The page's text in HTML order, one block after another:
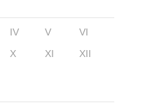
IV V
VI
X XI XII